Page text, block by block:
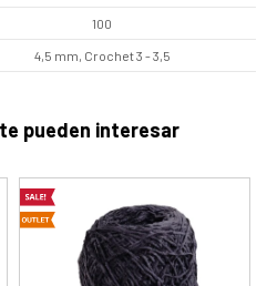
100
4,5 mm, Crochet 3 - 3,5
pueden interesar